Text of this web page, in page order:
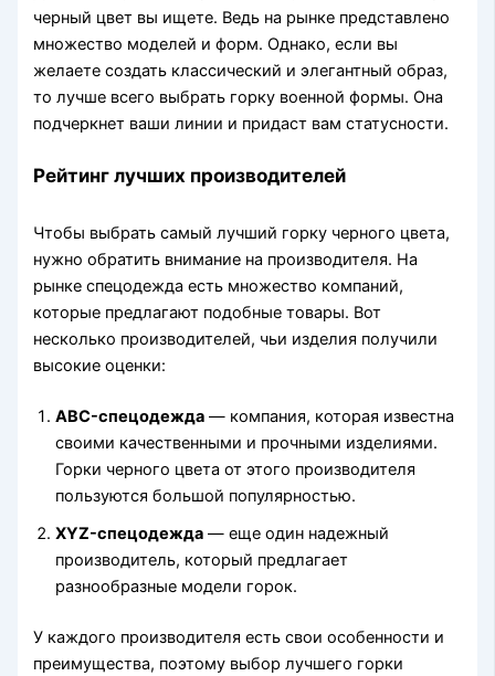
черный цвет вы ищете. Ведь на рынке представлено
множество моделей и форм. Однако, если вы
желаете создать классический и элегантный образ,
то лучше всего выбрать горку военной формы. Она
подчеркнет ваши линии и придаст вам статусности.
Рейтинг лучших производителей
Чтобы выбрать самый лучший горку черного цвета,
нужно обратить внимание на производителя. На
рынке спецодежда есть множество компаний,
которые предлагают подобные товары. Вот
несколько производителей, чьи изделия получили
высокие оценки:
ABC-спецодежда — компания, которая известна
своими качественными и прочными изделиями.
Горки черного цвета от этого производителя
пользуются большой популярностью.
XYZ-спецодежда — еще один надежный
производитель, который предлагает
разнообразные модели горок.
У каждого производителя есть свои особенности и
преимущества, поэтому выбор лучшего горки